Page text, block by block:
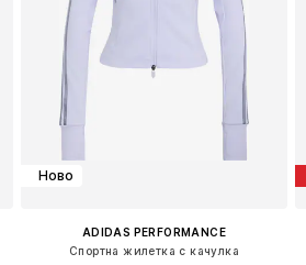
Ново
ADIDAS PERFORMANCE
Спортна жилетка с качулка